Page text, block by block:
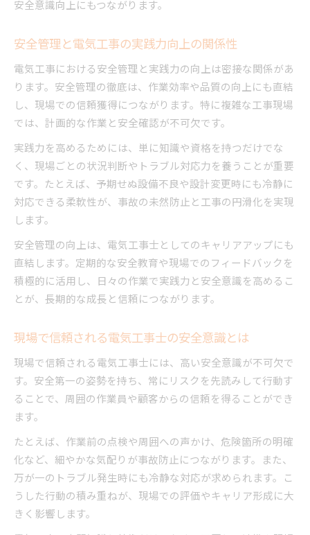
安全意識向上にもつながります。
安全管理と電気工事の実践力向上の関係性
電気工事における安全管理と実践力の向上は密接な関係があ
ります。安全管理の徹底は、作業効率や品質の向上にも直結
し、現場での信頼獲得につながります。特に複雑な工事現場
では、計画的な作業と安全確認が不可欠です。
実践力を高めるためには、単に知識や資格を持つだけでな
く、現場ごとの状況判断やトラブル対応力を養うことが重要
です。たとえば、予期せぬ設備不良や設計変更時にも冷静に
対応できる柔軟性が、事故の未然防止と工事の円滑化を実現
します。
安全管理の向上は、電気工事士としてのキャリアアップにも
直結します。定期的な安全教育や現場でのフィードバックを
積極的に活用し、日々の作業で実践力と安全意識を高めるこ
とが、長期的な成長と信頼につながります。
現場で信頼される電気工事士の安全意識とは
現場で信頼される電気工事士には、高い安全意識が不可欠で
す。安全第一の姿勢を持ち、常にリスクを先読みして行動す
ることで、周囲の作業員や顧客からの信頼を得ることができ
ます。
たとえば、作業前の点検や周囲への声かけ、危険箇所の明確
化など、細やかな気配りが事故防止につながります。また、
万が一のトラブル発生時にも冷静な対応が求められます。こ
うした行動の積み重ねが、現場での評価やキャリア形成に大
きく影響します。